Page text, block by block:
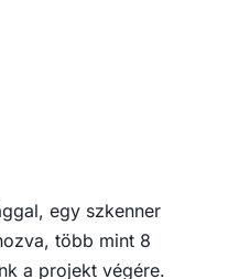
egy szkenner
több mint 8
a projekt végére.